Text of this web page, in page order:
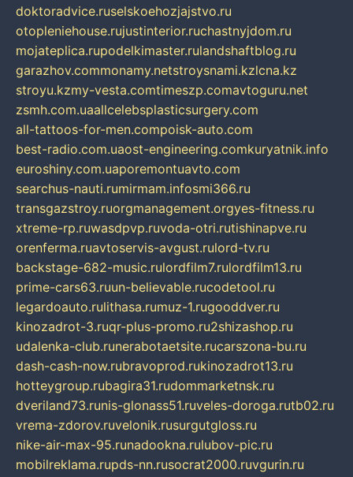
doktoradvice.ruselskoehozjajstvo.ru
otopleniehouse.rujustinterior.ruchastnyjdom.ru
mojateplica.rupodelkimaster.rulandshaftblog.ru
garazhov.commonamy.netstroysnami.kzlcna.kz
stroyu.kzmy-vesta.comtimeszp.comavtoguru.net
zsmh.com.uaallcelebsplasticsurgery.com
all-tattoos-for-men.compoisk-auto.com
best-radio.com.uaost-engineering.comkuryatnik.info
euroshiny.com.uaporemontuavto.com
searchus-nauti.rumirmam.infosmi366.ru
transgazstroy.ruorgmanagement.orgyes-fitness.ru
xtreme-rp.ruwasdpvp.ruvoda-otri.rutishinapve.ru
orenferma.ruavtoservis-avgust.rulord-tv.ru
backstage-682-music.rulordfilm7.rulordfilm13.ru
prime-cars63.ruun-believable.rucodetool.ru
legardoauto.rulithasa.rumuz-1.rugooddver.ru
kinozadrot-3.ruqr-plus-promo.ru2shizashop.ru
udalenka-club.runerabotaetsite.rucarszona-bu.ru
dash-cash-now.rubravoprod.rukinozadrot13.ru
hotteygroup.rubagira31.rudommarketnsk.ru
dveriland73.runis-glonass51.ruveles-doroga.rutb02.ru
vrema-zdorov.ruvelonik.rusurgutgloss.ru
nike-air-max-95.runadookna.rulubov-pic.ru
mobilreklama.rupds-nn.rusocrat2000.ruvgurin.ru